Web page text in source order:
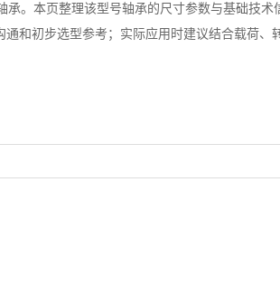
承。本页整理该型号轴承的尺寸参数与基础技
和初步选型参考；实际应用时建议结合载荷、